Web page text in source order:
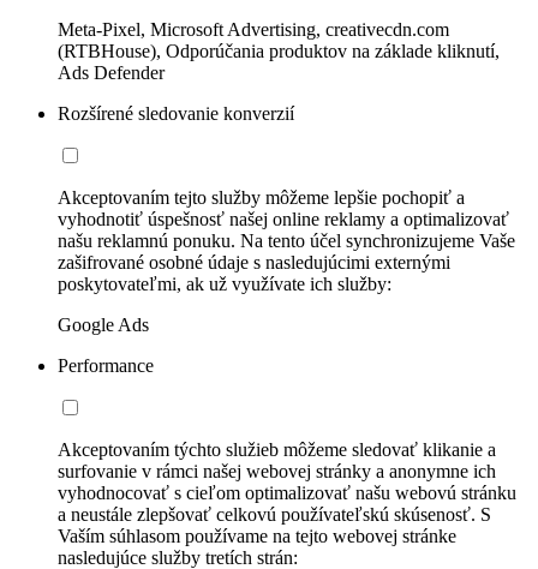
Meta-Pixel, Microsoft Advertising, creativecdn.com
(RTBHouse), Odporúčania produktov na základe kliknutí,
Ads Defender
Rozšírené sledovanie konverzií
Akceptovaním tejto služby môžeme lepšie pochopiť a
vyhodnotiť úspešnosť našej online reklamy a optimalizovať
našu reklamnú ponuku. Na tento účel synchronizujeme Vaše
zašifrované osobné údaje s nasledujúcimi externými
poskytovateľmi, ak už využívate ich služby:
Google Ads
Performance
Akceptovaním týchto služieb môžeme sledovať klikanie a
surfovanie v rámci našej webovej stránky a anonymne ich
vyhodnocovať s cieľom optimalizovať našu webovú stránku
a neustále zlepšovať celkovú používateľskú skúsenosť. S
Vaším súhlasom používame na tejto webovej stránke
nasledujúce služby tretích strán: